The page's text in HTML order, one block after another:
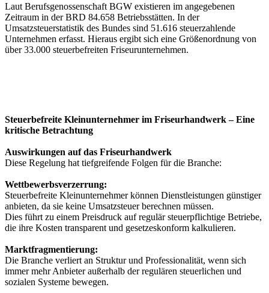
Laut Berufsgenossenschaft BGW existieren im angegebenen
Zeitraum in der BRD 84.658 Betriebsstätten. In der
Umsatzsteuerstatistik des Bundes sind 51.616 steuerzahlende
Unternehmen erfasst. Hieraus ergibt sich eine Größenordnung von
über 33.000 steuerbefreiten Friseurunternehmen.
Steuerbefreite Kleinunternehmer im Friseurhandwerk – Eine
kritische Betrachtung
Auswirkungen auf das Friseurhandwerk
Diese Regelung hat tiefgreifende Folgen für die Branche:
Wettbewerbsverzerrung:
Steuerbefreite Kleinunternehmer können Dienstleistungen günstiger
anbieten, da sie keine Umsatzsteuer berechnen müssen.
Dies führt zu einem Preisdruck auf regulär steuerpflichtige Betriebe,
die ihre Kosten transparent und gesetzeskonform kalkulieren.
Marktfragmentierung:
Die Branche verliert an Struktur und Professionalität, wenn sich
immer mehr Anbieter außerhalb der regulären steuerlichen und
sozialen Systeme bewegen.